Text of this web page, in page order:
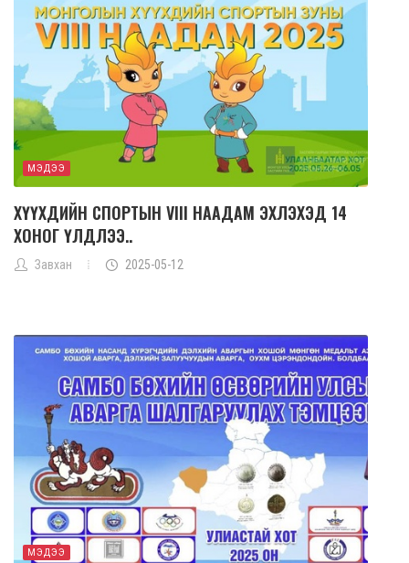
МЭДЭЭ
ХҮҮХДИЙН СПОРТЫН VIII НААДАМ ЭХЛЭХЭД 14
ХОНОГ ҮЛДЛЭЭ..
Завхан 2025-05-12
МЭДЭЭ